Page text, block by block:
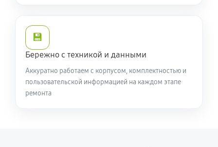
Настройка ОС ноутбука Acer P2 TMP214-53-509T
(NX.VPKER.00C)
840 руб 60 минут
Замена HDMI ноутбука Acer P2 TMP214-53-509T
(NX.VPKER.00C)
💾
Бережно с техникой и данными
Аккуратно работаем с корпусом, комплектностью и
пользовательской информацией на каждом этапе
ремонта